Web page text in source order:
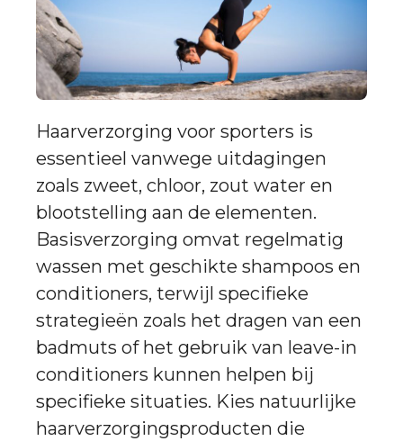
Haarverzorging voor sporters is
essentieel vanwege uitdagingen
zoals zweet, chloor, zout water en
blootstelling aan de elementen.
Basisverzorging omvat regelmatig
wassen met geschikte shampoos en
conditioners, terwijl specifieke
strategieën zoals het dragen van een
badmuts of het gebruik van leave-in
conditioners kunnen helpen bij
specifieke situaties. Kies natuurlijke
haarverzorgingsproducten die